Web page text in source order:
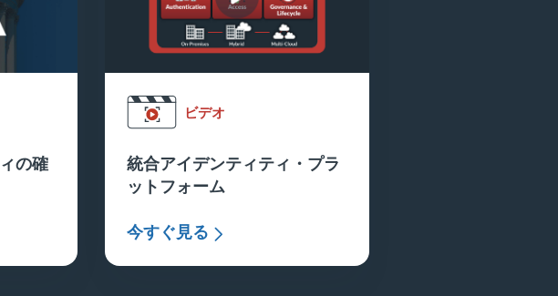
の確
ビデオ
統合アイデンティティ・プラ
ットフォーム
今すぐ見る